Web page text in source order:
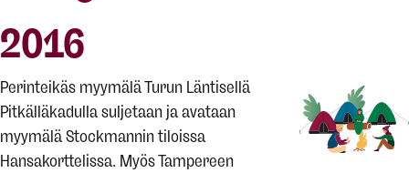
2016
Perinteikäs myymälä Turun Läntisellä
Pitkälläkadulla suljetaan ja avataan
myymälä Stockmannin tiloissa
Hansakorttelissa. Myös Tampereen